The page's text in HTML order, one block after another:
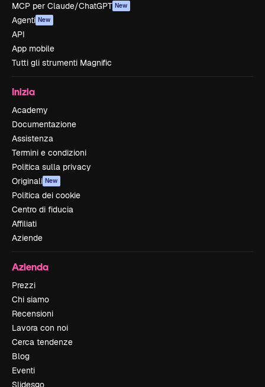
MCP per Claude/ChatGPT New
Agenti New
API
App mobile
Tutti gli strumenti Magnific
Inizia
Academy
Documentazione
Assistenza
Termini e condizioni
Politica sulla privacy
Originali New
Politica dei cookie
Centro di fiducia
Affiliati
Aziende
Azienda
Prezzi
Chi siamo
Recensioni
Lavora con noi
Cerca tendenze
Blog
Eventi
Slidesgo